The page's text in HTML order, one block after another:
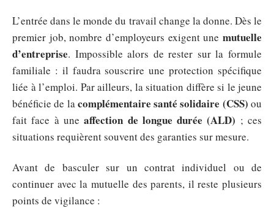
L’entrée dans le monde du travail change la donne. Dès le
premier job, nombre d’employeurs exigent une mutuelle
d’entreprise. Impossible alors de rester sur la formule
familiale : il faudra souscrire une protection spécifique
liée à l’emploi. Par ailleurs, la situation diffère si le jeune
bénéficie de lacomplémentaire santé solidaire (CSS) ou
fait face à uneaffection de longue durée (ALD) ; ces
situations requièrent souvent des garanties sur mesure.
Avant de basculer sur un contrat individuel ou de
continuer avec la mutuelle des parents, il reste plusieurs
points de vigilance :